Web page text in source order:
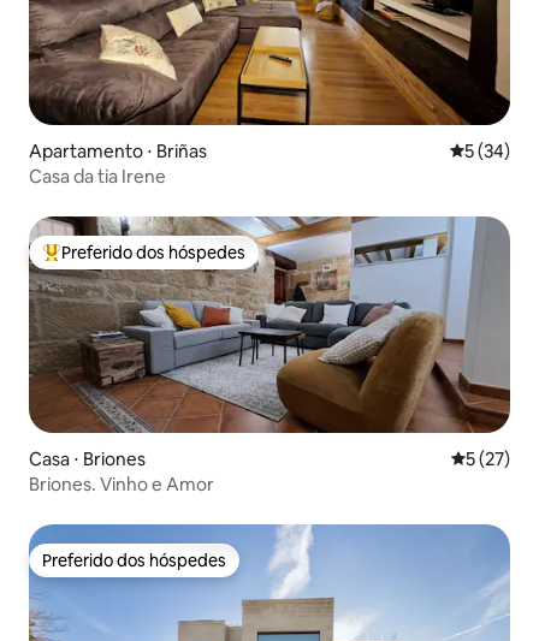
Apartamento ⋅ Briñas 5 de uma
5 (34)
Casa da tia Irene
Entre os melhores preferidos dos hóspedes
Preferido dos hóspedes
Casa ⋅ Briones 5 de uma
5 (27)
Briones. Vinho e Amor
Preferido dos hóspedes
Preferido dos hóspedes